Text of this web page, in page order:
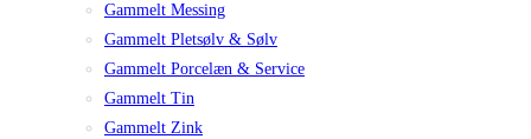
Gammelt Messing
Gammelt Pletsølv & Sølv
Gammelt Porcelæn & Service
Gammelt Tin
Gammelt Zink